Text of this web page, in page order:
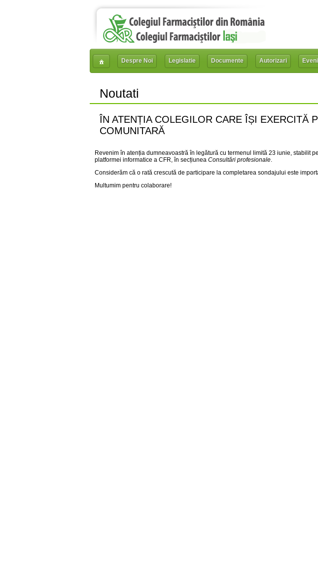
Despre Noi Legislatie Documente Autorizari
Noutati
ÎN ATENȚIA COLEGILOR CARE ÎȘI EXERCITĂ
COMUNITARĂ
Revenim în atenția dumneavoastră în legătură cu termenul limită 23 iunie, stabilit
platformei informatice a CFR, în secțiunea Consultări profesionale.
Considerăm că o rată crescută de participare la completarea sondajului este
Multumim pentru colaborare!